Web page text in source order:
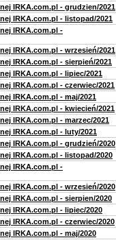
IRKA.com.pl - grudzien/2021
IRKA.com.pl - listopad/2021
IRKA.com.pl -
IRKA.com.pl - wrzesień/2021
IRKA.com.pl - sierpień/2021
IRKA.com.pl - lipiec/2021
IRKA.com.pl - czerwiec/2021
IRKA.com.pl - maj/2021
IRKA.com.pl - kwiecień/2021
IRKA.com.pl - marzec/2021
IRKA.com.pl - luty/2021
IRKA.com.pl - grudzień/2020
IRKA.com.pl - listopad/2020
IRKA.com.pl -
IRKA.com.pl - wrzesień/2020
IRKA.com.pl - sierpien/2020
IRKA.com.pl - lipiec/2020
IRKA.com.pl - czerwiec/2020
IRKA.com.pl - maj/2020